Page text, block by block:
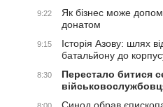
9:22
Як бізнес може
донатом
9:15
Історія Азову: шлях
батальйону до
8:30
Перестало битися